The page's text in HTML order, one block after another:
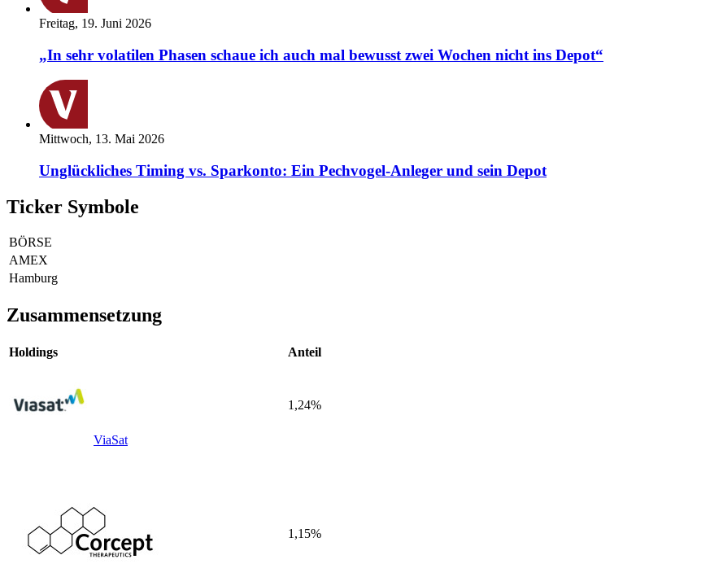
Freitag, 19. Juni 2026
„In sehr volatilen Phasen schaue ich auch mal bewusst zwei Wochen nicht ins Depot“
Mittwoch, 13. Mai 2026
Unglückliches Timing vs. Sparkonto: Ein Pechvogel-Anleger und sein Depot
Ticker Symbole
BÖRSE
AMEX
Hamburg
Zusammensetzung
Holdings Anteil
ViaSat
1,24%
1,15%